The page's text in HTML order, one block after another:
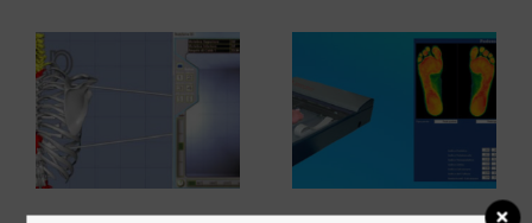
Esame
Podoscanalyzer